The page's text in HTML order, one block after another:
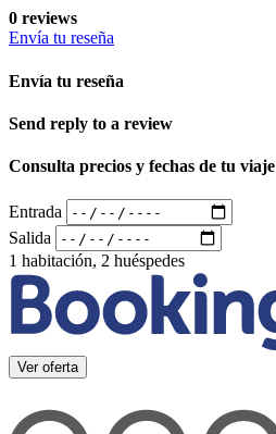
0 reviews
Envía tu reseña
Envía tu reseña
Send reply to a review
Consulta precios y fechas de tu viaje
Entrada
Salida
1 habitación, 2 huéspedes
Ver oferta